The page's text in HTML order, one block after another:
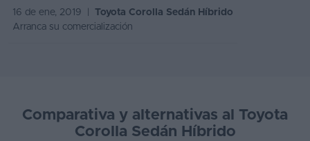
16 de ene, 2019 | Toyota Corolla Sedán Híbrido
Arranca su comercialización
Comparativa y alternativas al Toyota
Corolla Sedán Híbrido